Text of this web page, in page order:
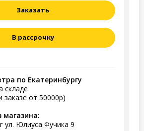
Заказать
В рассрочку
по Екатеринбургу
складе
заказе от 50000р)
магазина:
ул. Юлиуса Фучика 9